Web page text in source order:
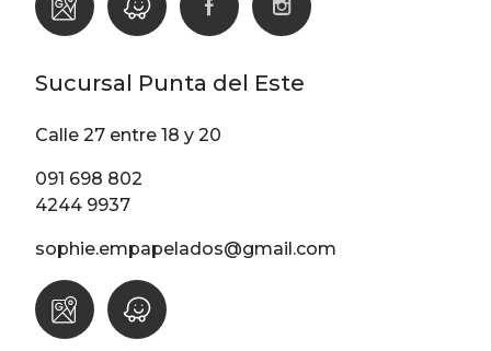
Sucursal Punta del Este
Calle 27 entre 18 y 20
091 698 802
4244 9937
sophie.empapelados@gmail.com